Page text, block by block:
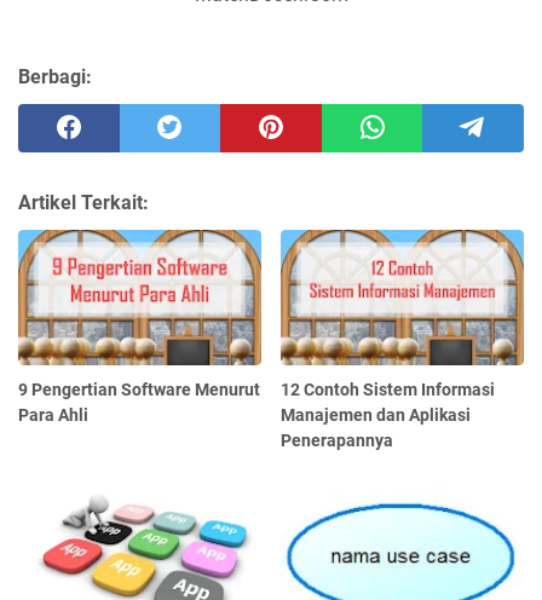
Berbagi:
Artikel Terkait:
9 Pengertian Software Menurut
Para Ahli
12 Contoh Sistem Informasi
Manajemen dan Aplikasi
Penerapannya